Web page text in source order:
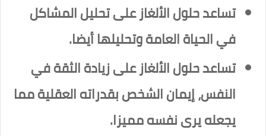
تساعد حلول الألغاز على تحليل المشاكل
في الحياة العامة وتحليلها أيضا.
تساعد حلول الألغاز على زيادة الثقة في
النفس، إيمان الشخص بقدراته العقلية مما
يجعله يرى نفسه مميزا.